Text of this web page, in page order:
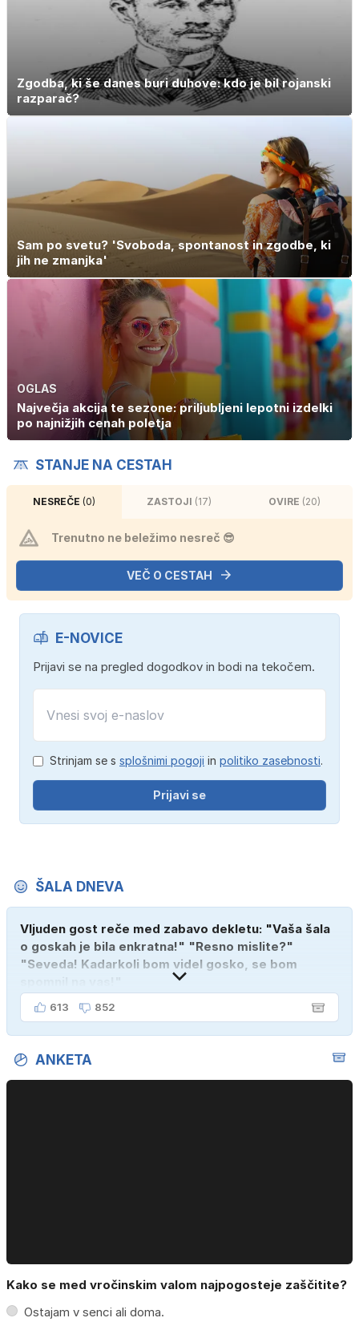
Zgodba, ki še danes buri duhove: kdo je bil rojanski
razparač?
Sam po svetu? 'Svoboda, spontanost in zgodbe, ki
jih ne zmanjka'
OGLAS
Največja akcija te sezone: priljubljeni lepotni izdelki
po najnižjih cenah poletja
STANJE NA CESTAH
NESREČE (0) ZASTOJI (17) OVIRE (20)
Trenutno ne beležimo nesreč 😎
VEČ O CESTAH
E-NOVICE
Prijavi se na pregled dogodkov in bodi na tekočem.
Strinjam se s splošnimi pogoji in politiko zasebnosti.
Prijavi se
ŠALA DNEVA
Vljuden gost reče med zabavo dekletu: "Vaša šala
o goskah je bila enkratna!" "Resno mislite?"
"Seveda! Kadarkoli bom videl gosko, se bom
613 852
ANKETA
Kako se med vročinskim valom najpogosteje zaščitite?
Ostajam v senci ali doma.